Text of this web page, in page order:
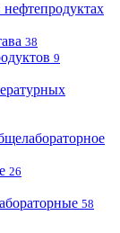
38
9
26
58